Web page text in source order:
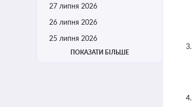
27 липня 2026
26 липня 2026
25 липня 2026
ПОКАЗАТИ БІЛЬШЕ